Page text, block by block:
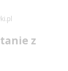
z